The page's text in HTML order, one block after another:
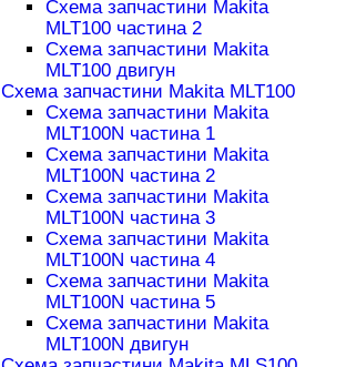
Схема запчастини Makita
MLT100 частина 2
Схема запчастини Makita
MLT100 двигун
Схема запчастини Makita MLT100
Схема запчастини Makita
MLT100N частина 1
Схема запчастини Makita
MLT100N частина 2
Схема запчастини Makita
MLT100N частина 3
Схема запчастини Makita
MLT100N частина 4
Схема запчастини Makita
MLT100N частина 5
Схема запчастини Makita
MLT100N двигун